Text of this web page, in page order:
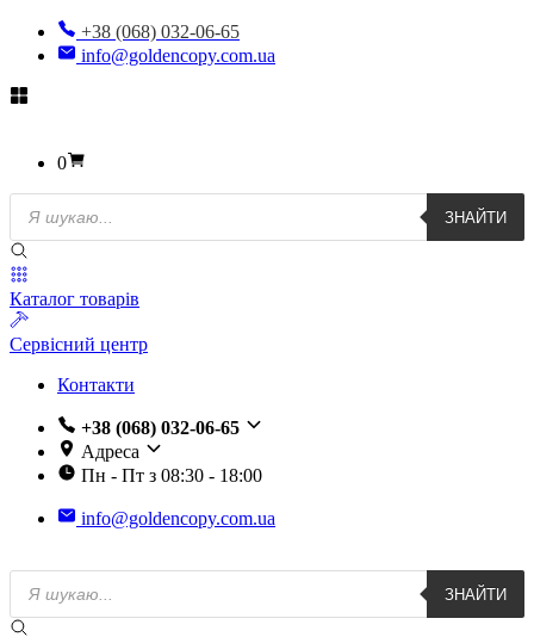
+38 (068) 032-06-65
info@goldencopy.com.ua
0
Пошук
товарів
ЗНАЙТИ
Каталог товарів
Сервісний центр
Контакти
+38 (068) 032-06-65
Адреса
Пн - Пт з 08:30 - 18:00
info@goldencopy.com.ua
Пошук
товарів
ЗНАЙТИ